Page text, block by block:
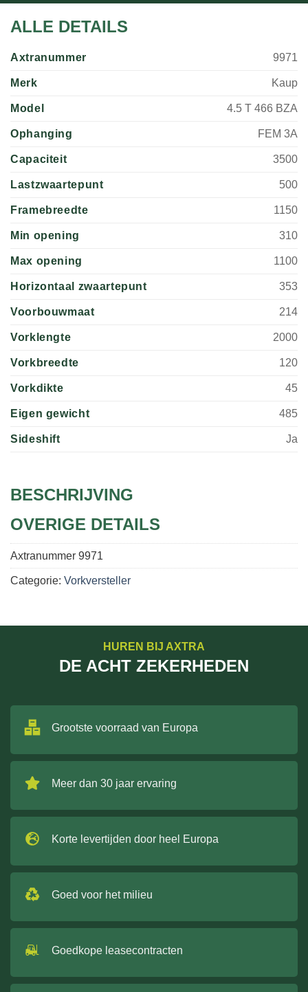
ALLE DETAILS
Axtranummer 9971
Merk Kaup
Model 4.5 T 466 BZA
Ophanging FEM 3A
Capaciteit 3500
Lastzwaartepunt 500
Framebreedte 1150
Min opening 310
Max opening 1100
Horizontaal zwaartepunt 353
Voorbouwmaat 214
Vorklengte 2000
Vorkbreedte 120
Vorkdikte 45
Eigen gewicht 485
Sideshift Ja
BESCHRIJVING
OVERIGE DETAILS
Axtranummer 9971
Categorie: Vorkversteller
HUREN BIJ AXTRA
DE ACHT ZEKERHEDEN
Grootste voorraad van Europa
Meer dan 30 jaar ervaring
Korte levertijden door heel Europa
Goed voor het milieu
Goedkope leasecontracten